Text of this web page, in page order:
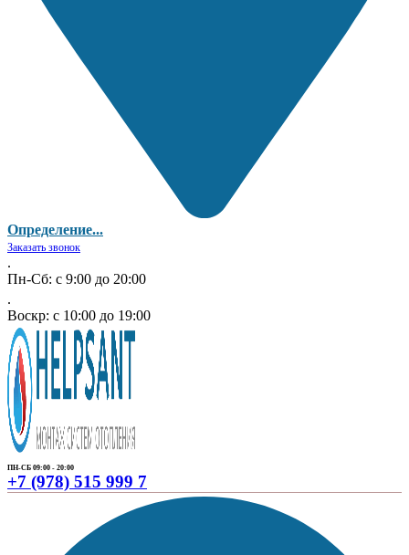
Определение...
Заказать звонок
.
Пн-Сб: с 9:00 до 20:00
.
Воскр: с 10:00 до 19:00
ПН-СБ 09:00 - 20:00
+7 (978) 515 999 7